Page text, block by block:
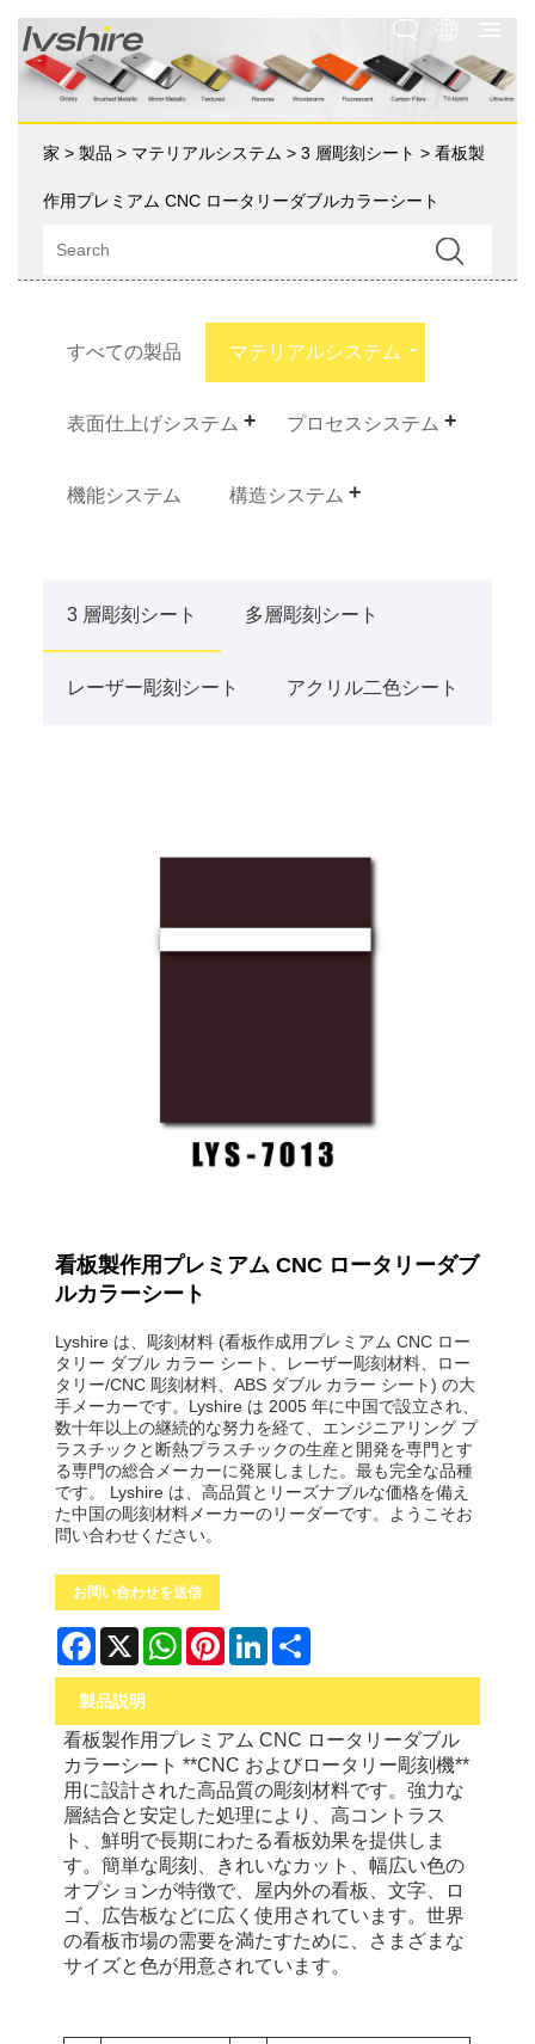
家 > 製品 > マテリアルシステム > 3 層彫刻シート > 看板製
作用プレミアム CNC ロータリーダブルカラーシート
すべての製品 マテリアルシステム
表面仕上げシステム プロセスシステム
機能システム 構造システム
3 層彫刻シート 多層彫刻シート
レーザー彫刻シート アクリル二色シート
看板製作用プレミアム CNC ロータリーダブ
ルカラーシート
Lyshire は、彫刻材料 (看板作成用プレミアム CNC ロー
タリー ダブル カラー シート、レーザー彫刻材料、ロー
タリー/CNC 彫刻材料、ABS ダブル カラー シート) の大
手メーカーです。Lyshire は 2005 年に中国で設立され、
数十年以上の継続的な努力を経て、エンジニアリング プ
ラスチックと断熱プラスチックの生産と開発を専門とす
る専門の総合メーカーに発展しました。最も完全な品種
です。 Lyshire は、高品質とリーズナブルな価格を備え
た中国の彫刻材料メーカーのリーダーです。ようこそお
問い合わせください。
お問い合わせを送信
Facebook
X WhatsAppPinterestLinkedInShare
製品説明
看板製作用プレミアム CNC ロータリーダブル
カラーシート **CNC およびロータリー彫刻機**
用に設計された高品質の彫刻材料です。強力な
層結合と安定した処理により、高コントラス
ト、鮮明で長期にわたる看板効果を提供しま
す。簡単な彫刻、きれいなカット、幅広い色の
オプションが特徴で、屋内外の看板、文字、ロ
ゴ、広告板などに広く使用されています。世界
の看板市場の需要を満たすために、さまざまな
サイズと色が用意されています。